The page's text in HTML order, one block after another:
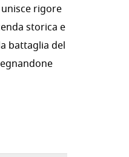
rigore
storica e
battaglia del